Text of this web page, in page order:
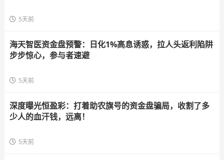
5天前
海天智医资金盘预警：日化1%高息诱惑，拉人头返利陷阱
步步惊心，参与者速避
5天前
深度曝光恒盈彩：打着助农旗号的资金盘骗局，收割了多
少人的血汗钱，远离！
5天前